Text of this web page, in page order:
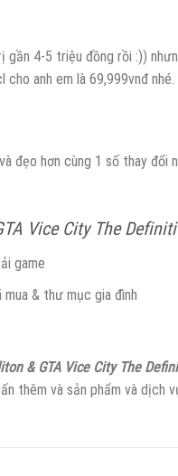
4-5 triệu đồng rồi :))
anh em là 69,999vnđ nhé.
đẹo hơn cùng 1 số thay
Vice City The
game
& thư mục gia đình
& GTA Vice City The
thêm và sản phẩm và dịch